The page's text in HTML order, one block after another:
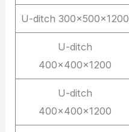
U-ditch 300x500x1200
U-ditch
400x400x1200
U-ditch
400x400x1200